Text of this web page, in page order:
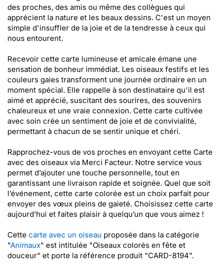
des proches, des amis ou même des collègues qui
apprécient la nature et les beaux dessins. C'est un moyen
simple d'insuffler de la joie et de la tendresse à ceux qui
nous entourent.
Recevoir cette carte lumineuse et amicale émane une
sensation de bonheur immédiat. Les oiseaux festifs et les
couleurs gaies transforment une journée ordinaire en un
moment spécial. Elle rappelle à son destinataire qu'il est
aimé et apprécié, suscitant des sourires, des souvenirs
chaleureux et une vraie connexion. Cette carte cultivée
avec soin crée un sentiment de joie et de convivialité,
permettant à chacun de se sentir unique et chéri.
Rapprochez-vous de vos proches en envoyant cette Carte
avec des oiseaux via Merci Facteur. Notre service vous
permet d’ajouter une touche personnelle, tout en
garantissant une livraison rapide et soignée. Quel que soit
l’événement, cette carte colorée est un choix parfait pour
envoyer des vœux pleins de gaieté. Choisissez cette carte
aujourd’hui et faites plaisir à quelqu’un que vous aimez !
Cette carte avec un oiseau proposée dans la catégorie
"Animaux" est intitulée "Oiseaux colorés en fête et
douceur" et porte la référence produit "CARD-8194".